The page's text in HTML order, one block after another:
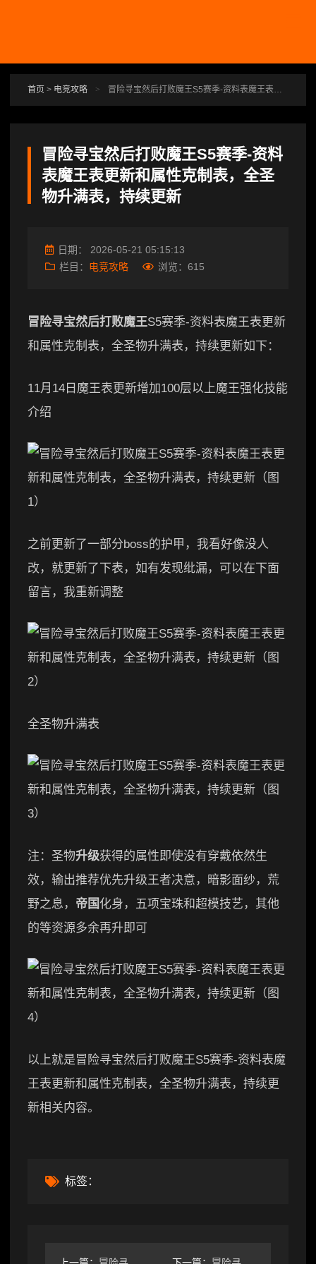
首页 > 电竞攻略 > 冒险寻宝然后打败魔王S5赛季-资料表魔王表更新和属性克制表，全圣物升满表，持续更新
冒险寻宝然后打败魔王S5赛季-资料
表魔王表更新和属性克制表，全圣
物升满表，持续更新
日期： 2026-05-21 05:15:13
栏目： 电竞攻略 浏览： 615
冒险寻宝然后打败魔王S5赛季-资料表魔王表更新
和属性克制表，全圣物升满表，持续更新如下：
11月14日魔王表更新增加100层以上魔王强化技能
介绍
之前更新了一部分boss的护甲，我看好像没人
改，就更新了下表，如有发现纰漏，可以在下面
留言，我重新调整
全圣物升满表
注：圣物升级获得的属性即使没有穿戴依然生
效，输出推荐优先升级王者决意，暗影面纱，荒
野之息， 帝国化身，五项宝珠和超模技艺，其他
的等资源多余再升即可
以上就是冒险寻宝然后打败魔王S5赛季-资料表魔
王表更新和属性克制表，全圣物升满表，持续更
新相关内容。
标签：